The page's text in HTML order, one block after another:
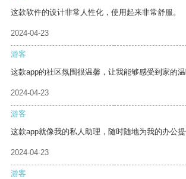
这款软件的设计非常人性化，使用起来非常舒服。
2024-04-23
游客
这款app的社区氛围很温馨，让我能够感受到家的温
2024-04-23
游客
这款app就像我的私人助理，随时随地为我的办公提
2024-04-23
游客